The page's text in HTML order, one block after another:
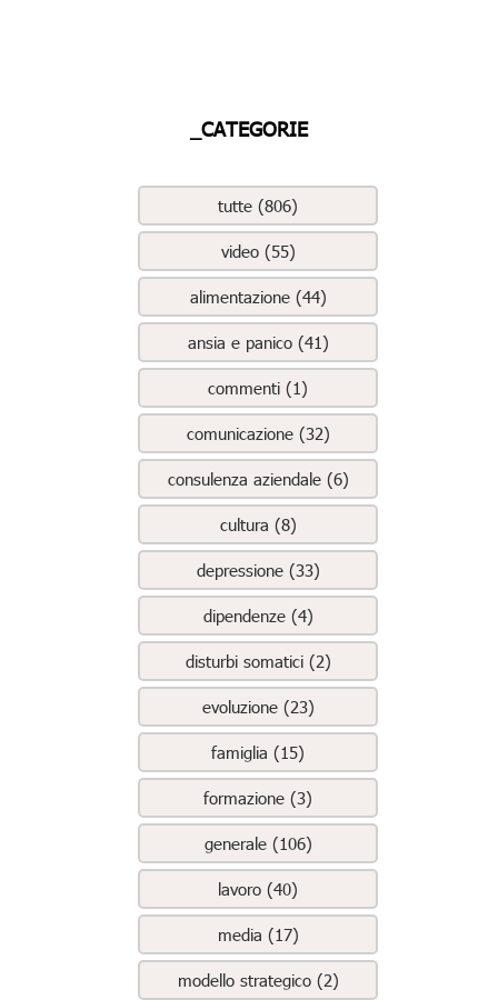
_CATEGORIE
tutte (806)
video (55)
alimentazione (44)
ansia e panico (41)
commenti (1)
comunicazione (32)
consulenza aziendale (6)
cultura (8)
depressione (33)
dipendenze (4)
disturbi somatici (2)
evoluzione (23)
famiglia (15)
formazione (3)
generale (106)
lavoro (40)
media (17)
modello strategico (2)